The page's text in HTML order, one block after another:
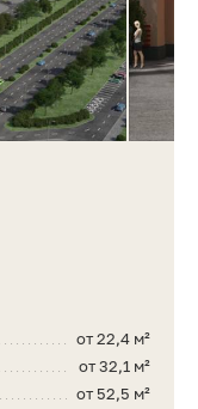
от 22,4 м²
от 32,1 м²
от 52,5 м²